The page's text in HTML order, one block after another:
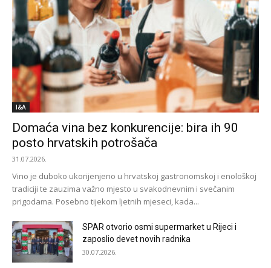
I&A
Domaća vina bez konkurencije: bira ih 90
posto hrvatskih potrošača
31.07.2026.
Vino je duboko ukorijenjeno u hrvatskoj gastronomskoj i enološkoj
tradiciji te zauzima važno mjesto u svakodnevnim i svečanim
prigodama. Posebno tijekom ljetnih mjeseci, kada...
SPAR otvorio osmi supermarket u Rijeci i
zaposlio devet novih radnika
30.07.2026.